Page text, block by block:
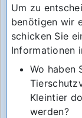
Um zu
benötigen wir
schicken Sie
Informationen
Wo haben
Kleintier
werden?